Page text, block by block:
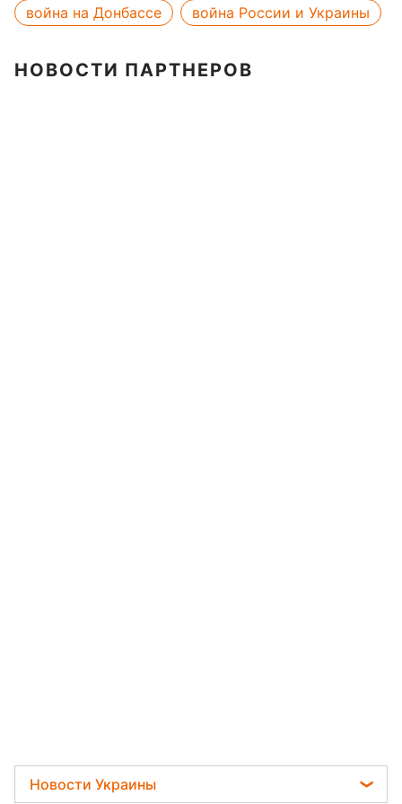
война на Донбассе
война России и Украины
НОВОСТИ ПАРТНЕРОВ
Новости Украины